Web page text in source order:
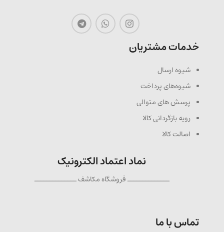
خدمات مشتریان
شیوه ارسال
شیوه‌های پرداخت
پرسش های متوالی
رویه بازگردانی کالا
اصالت کالا
نماد اعتماد الکترونیک
ــــــــــــــ فروشگاه مکاشف ــــــــــــــ
تماس با ما